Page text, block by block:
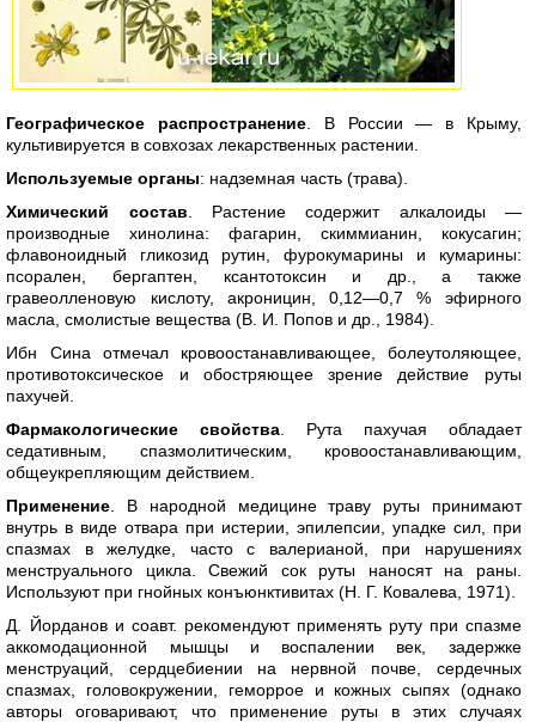
Географическое распространение . В России — в Крыму,
культивируется в совхозах лекарственных растении.
Используемые органы: надземная часть (трава).
Химический состав . Растение содержит алкалоиды —
производные хинолина: фагарин, скиммианин, кокусагин;
флавоноидный гликозид рутин, фурокумарины и кумарины:
псорален, бергаптен, ксантотоксин и др., а также
гравеолленовую кислоту, акроницин, 0,12—0,7 % эфирного
масла, смолистые вещества (В. И. Попов и др., 1984).
Ибн Сина отмечал кровоостанавливающее, болеутоляющее,
противотоксическое и обостряющее зрение действие руты
пахучей.
Фармакологические свойства . Рута пахучая обладает
седативным, спазмолитическим, кровоостанавливающим,
общеукрепляющим действием.
Применение . В народной медицине траву руты принимают
внутрь в виде отвара при истерии, эпилепсии, упадке сил, при
спазмах в желудке, часто с валерианой, при нарушениях
менструального цикла. Свежий сок руты наносят на раны.
Используют при гнойных конъюнктивитах (Н. Г. Ковалева, 1971).
Д. Йорданов и соавт. рекомендуют применять руту при спазме
аккомодационной мышцы и воспалении век, задержке
менструаций, сердцебиении на нервной почве, сердечных
спазмах, головокружении, геморрое и кожных сыпях (однако
авторы оговаривают, что применение руты в этих случаях